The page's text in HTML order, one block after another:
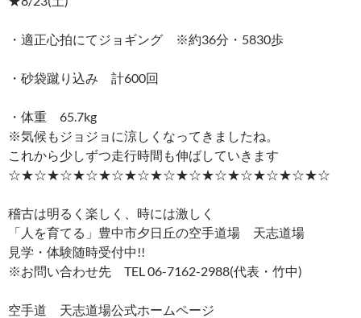
・適正心拍にてジョギング ※約36分・5830歩
・砂袋蹴り込み 計600回
・体重 65.7kg
※気候もジョジョに涼しくなってきましたね。
これから少しずつ走行時間も伸ばしていきます
☆★☆★☆★☆★☆★☆★☆★☆★☆★☆★☆★☆★☆
稽古は明るく楽しく、時には激しく
「人を育てる」豊中市夕日丘の空手道場 天志道場
見学・体験随時受付中!!
※お問い合わせ先 TEL 06-7162-2988(代表・竹中)
空手道 天志道場公式ホームページ